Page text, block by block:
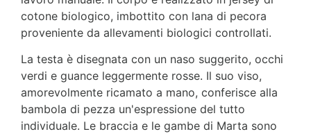
cotone biologico, imbottito con lana di pecora
proveniente da allevamenti biologici controllati.
La testa è disegnata con un naso suggerito, occhi
verdi e guance leggermente rosse. Il suo viso,
amorevolmente ricamato a mano, conferisce alla
bambola di pezza un'espressione del tutto
individuale. Le braccia e le gambe di Marta sono